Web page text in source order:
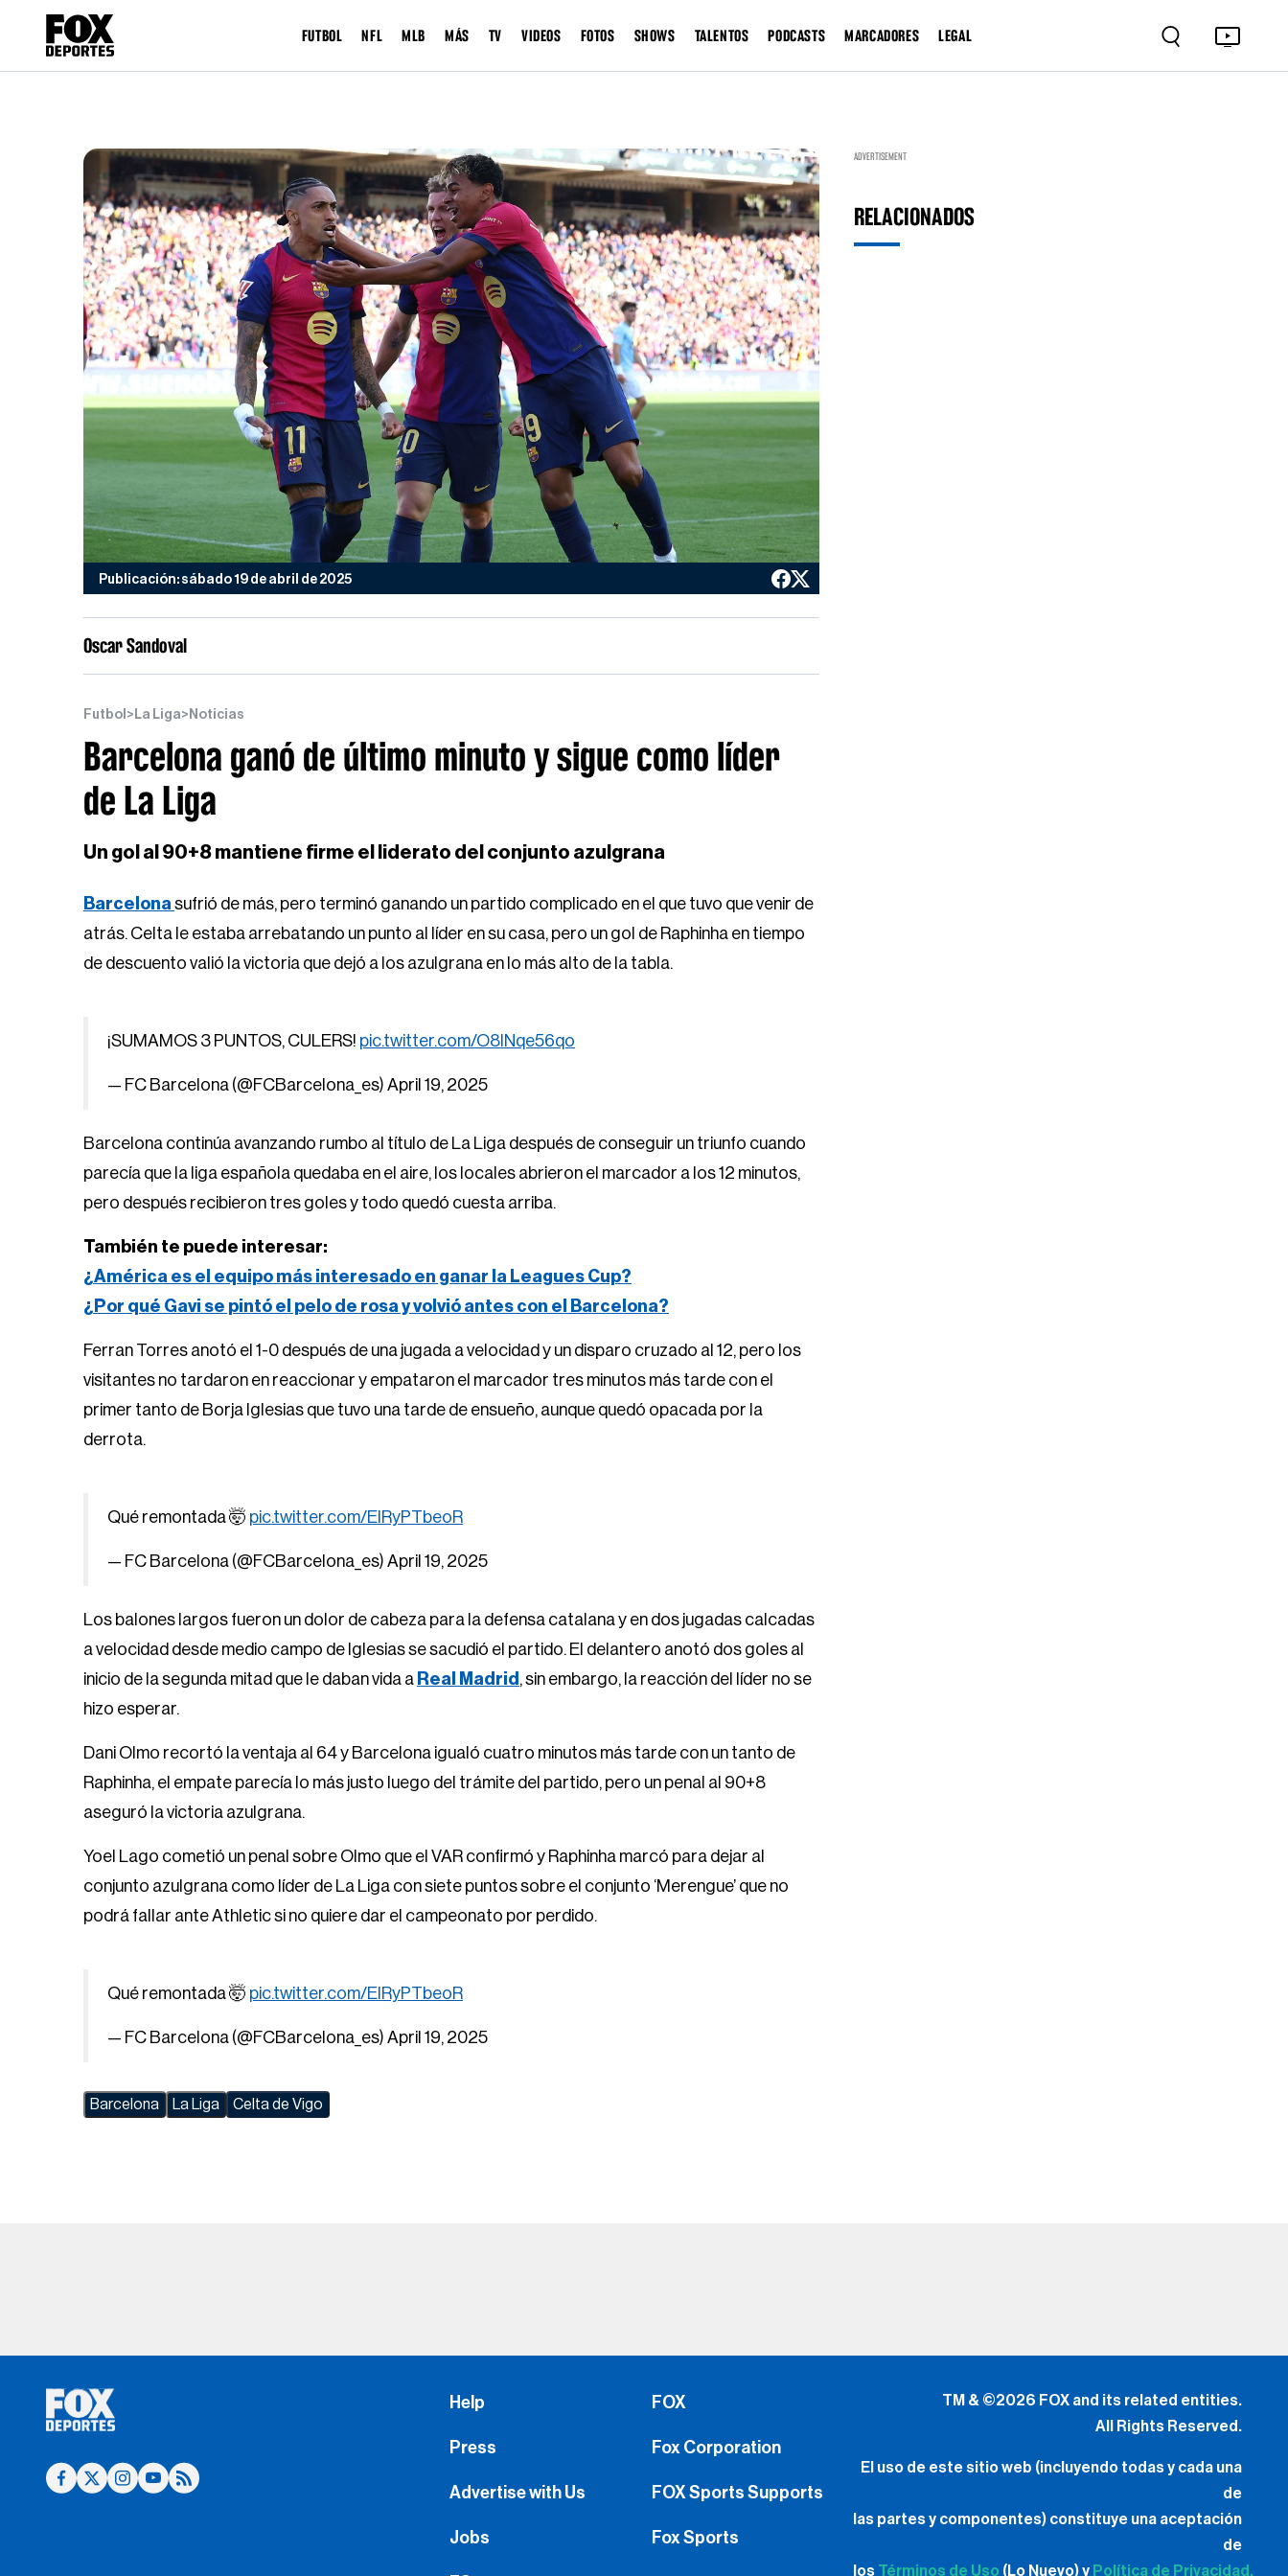
FUTBOL NFL MLB MÁS TV VIDEOS FOTOS SHOWS TALENTOS PODCASTS MARCADORES LEGAL
Publicación: sábado 19 de abril de 2025
Oscar Sandoval
Futbol > La Liga> Noticias
Barcelona ganó de último minuto y sigue como líder
de La Liga
Un gol al 90+8 mantiene firme el liderato del conjunto azulgrana
Barcelona sufrió de más, pero terminó ganando un partido complicado en el que tuvo que venir de
atrás. Celta le estaba arrebatando un punto al líder en su casa, pero un gol de Raphinha en tiempo
de descuento valió la victoria que dejó a los azulgrana en lo más alto de la tabla.
¡SUMAMOS 3 PUNTOS, CULERS! pic.twitter.com/O8INqe56qo
— FC Barcelona (@FCBarcelona_es) April 19, 2025
Barcelona continúa avanzando rumbo al título de La Liga después de conseguir un triunfo cuando
parecía que la liga española quedaba en el aire, los locales abrieron el marcador a los 12 minutos,
pero después recibieron tres goles y todo quedó cuesta arriba.
También te puede interesar:
¿América es el equipo más interesado en ganar la Leagues Cup?
¿Por qué Gavi se pintó el pelo de rosa y volvió antes con el Barcelona?
Ferran Torres anotó el 1-0 después de una jugada a velocidad y un disparo cruzado al 12, pero los
visitantes no tardaron en reaccionar y empataron el marcador tres minutos más tarde con el
primer tanto de Borja Iglesias que tuvo una tarde de ensueño, aunque quedó opacada por la
derrota.
Qué remontada 🤯 pic.twitter.com/ElRyPTbeoR
— FC Barcelona (@FCBarcelona_es) April 19, 2025
Los balones largos fueron un dolor de cabeza para la defensa catalana y en dos jugadas calcadas
a velocidad desde medio campo de Iglesias se sacudió el partido. El delantero anotó dos goles al
inicio de la segunda mitad que le daban vida a Real Madrid , sin embargo, la reacción del líder no se
hizo esperar.
Dani Olmo recortó la ventaja al 64 y Barcelona igualó cuatro minutos más tarde con un tanto de
Raphinha, el empate parecía lo más justo luego del trámite del partido, pero un penal al 90+8
aseguró la victoria azulgrana.
Yoel Lago cometió un penal sobre Olmo que el VAR confirmó y Raphinha marcó para dejar al
conjunto azulgrana como líder de La Liga con siete puntos sobre el conjunto ‘Merengue’ que no
podrá fallar ante Athletic si no quiere dar el campeonato por perdido.
Qué remontada 🤯 pic.twitter.com/ElRyPTbeoR
— FC Barcelona (@FCBarcelona_es) April 19, 2025
Barcelona La Liga Celta de Vigo
ADVERTISEMENT
RELACIONADOS
Help
Press
Advertise with Us
Jobs
FOX
Fox Corporation
FOX Sports Supports
Fox Sports
TM & ©2026 FOX and its related entities.
All Rights Reserved.
El uso de este sitio web (incluyendo todas y cada una
de
las partes y componentes) constituye una aceptación
de
los Términos de Uso (Lo Nuevo) y Política de Privacidad.